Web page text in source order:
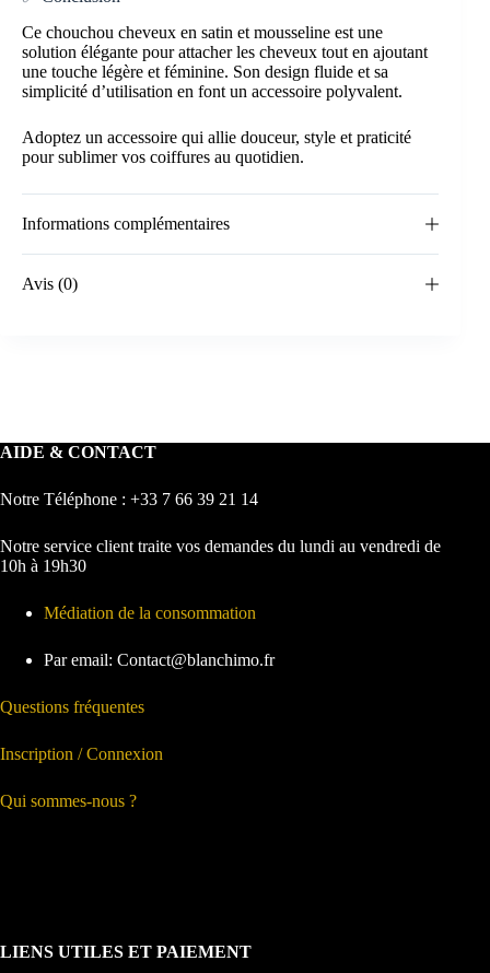
Ce chouchou cheveux en satin et mousseline est une
solution élégante pour attacher les cheveux tout en ajoutant
une touche légère et féminine. Son design fluide et sa
simplicité d’utilisation en font un accessoire polyvalent.
Adoptez un accessoire qui allie douceur, style et praticité
pour sublimer vos coiffures au quotidien.
Informations complémentaires
Avis (0)
AIDE & CONTACT
Notre Téléphone : +33 7 66 39 21 14
Notre service client traite vos demandes du lundi au vendredi de
10h à 19h30
Médiation de la consommation
Par email: Contact@blanchimo.fr
Questions fréquentes
Inscription / Connexion
Qui sommes-nous ?
LIENS UTILES ET PAIEMENT